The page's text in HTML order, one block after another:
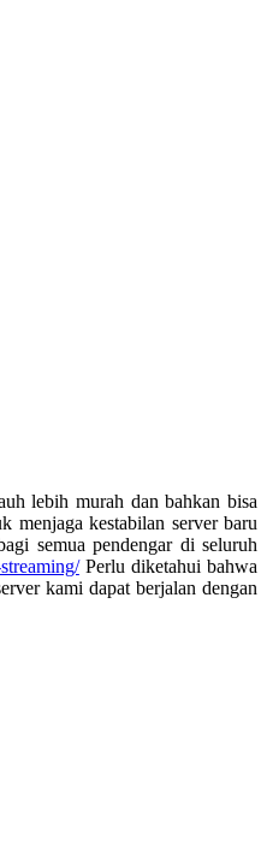
lebih murah dan bahkan bisa
menjaga kestabilan server baru
semua pendengar di seluruh
Perlu diketahui bahwa
kami dapat berjalan dengan